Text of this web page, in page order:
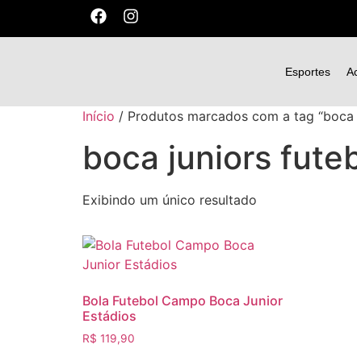
Esportes
Início / Produtos marcados com a tag
boca juniors
Exibindo um único resultado
Bola Futebol Campo Boca Junior
Estádios
R$ 119,90